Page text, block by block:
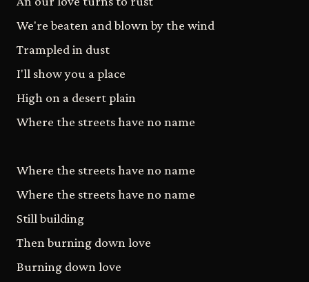
We're beaten and blown by the wind
Trampled in dust
I'll show you a place
High on a desert plain
Where the streets have no name
Where the streets have no name
Where the streets have no name
Still building
Then burning down love
Burning down love